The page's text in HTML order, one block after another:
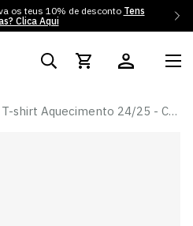
os teus 10% de desconto Tens
Clica Aqui
T-shirt Aquecimento 24/25 - Criança